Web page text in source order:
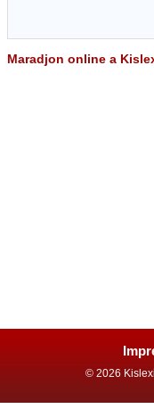
Maradjon online a
© 2026